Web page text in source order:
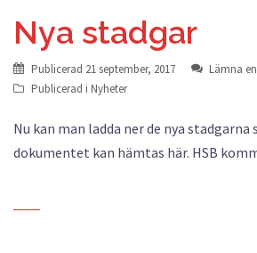
Nya stadgar
Publicerad 21 september, 2017
Lämna
Publicerad i Nyheter
Nu kan man ladda ner de nya stadgarna
dokumentet kan hämtas här. HSB